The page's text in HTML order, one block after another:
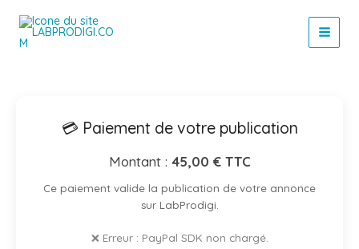
contenu
💳 Paiement de votre publication
Montant : 45,00 € TTC
Ce paiement valide la publication de votre annonce
sur LabProdigi.
❌ Erreur : PayPal SDK non chargé.